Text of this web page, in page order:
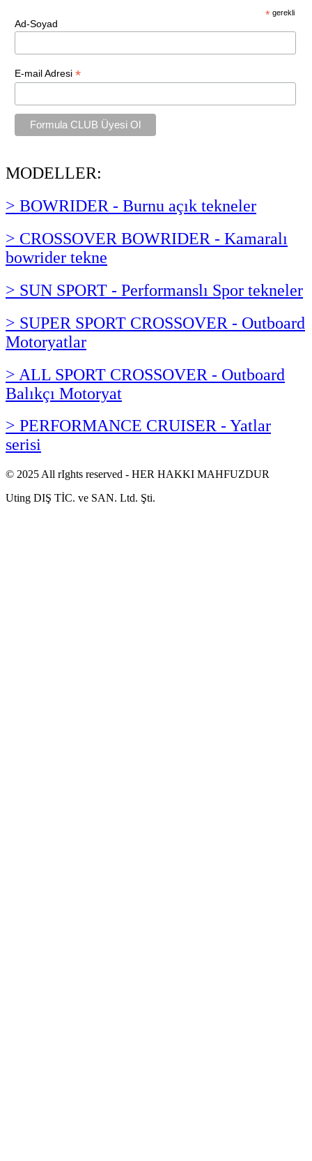
* gerekli
Ad-Soyad
E-mail Adresi *
MODELLER:
> BOWRIDER - Burnu açık tekneler
> CROSSOVER BOWRIDER - Kamaralı
bowrider tekne
> SUN SPORT - Performanslı Spor tekneler
> SUPER SPORT CROSSOVER - Outboard
Motoryatlar
> ALL SPORT CROSSOVER - Outboard
Balıkçı Motoryat
> PERFORMANCE CRUISER - Yatlar
serisi
© 2025 All rIghts reserved - HER HAKKI MAHFUZDUR
Uting DIŞ TİC. ve SAN. Ltd. Şti.